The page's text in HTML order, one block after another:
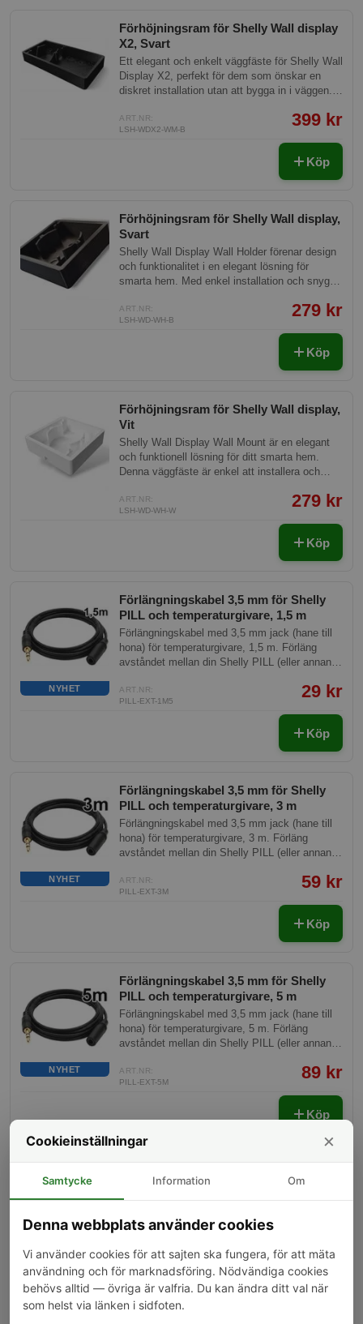
Förhöjningsram för Shelly Wall display
X2, Svart
Ett elegant och enkelt väggfäste för Shelly Wall
Display X2, perfekt för dem som önskar en
diskret installation utan att bygga in i väggen.
display direkt på väggen och ansluta till 230V
ström bakom displayen - klar för användning.
ART.NR:
LSH-WDX2-WM-B
399 kr
Köp
Förhöjningsram för Shelly Wall display,
Svart
Shelly Wall Display Wall Holder förenar design
och funktionalitet i en elegant lösning för
smarta hem. Med enkel installation och snygg
som helst. Den erbjuder en smidig och stilren
integration med dina Shelly-enheter för att
ART.NR:
LSH-WD-WH-B
279 kr
Köp
Förhöjningsram för Shelly Wall display,
Vit
Shelly Wall Display Wall Mount är en elegant
och funktionell lösning för ditt smarta hem.
Denna väggfäste är enkel att installera och
Med sin minimalistiska design förenar den
estetik och teknologi för att höja komforten i
ART.NR:
LSH-WD-WH-W
279 kr
Köp
Förlängningskabel 3,5 mm för Shelly
PILL och temperaturgivare, 1,5 m
NYHET
Förlängningskabel med 3,5 mm jack (hane till
hona) för temperaturgivare, 1,5 m. Förläng
avståndet mellan din Shelly PILL (eller annan
DS18B20-givare - sätt givaren där den behövs
medan styrenheten sitter kvar på en torr,
lättåtkomlig plats. Plug-and-play, ingen lödning.
ART.NR:
PILL-EXT-1M5
29 kr
Köp
Förlängningskabel 3,5 mm för Shelly
PILL och temperaturgivare, 3 m
NYHET
Förlängningskabel med 3,5 mm jack (hane till
hona) för temperaturgivare, 3 m. Förläng
avståndet mellan din Shelly PILL (eller annan
DS18B20-givare - sätt givaren där den behövs
medan styrenheten sitter kvar på en torr,
lättåtkomlig plats. Plug-and-play, ingen lödning.
ART.NR:
PILL-EXT-3M
59 kr
Köp
Förlängningskabel 3,5 mm för Shelly
PILL och temperaturgivare, 5 m
NYHET
Förlängningskabel med 3,5 mm jack (hane till
hona) för temperaturgivare, 5 m. Förläng
avståndet mellan din Shelly PILL (eller annan
DS18B20-givare - sätt givaren där den behövs
medan styrenheten sitter kvar på en torr,
lättåtkomlig plats. Plug-and-play, ingen lödning.
ART.NR:
PILL-EXT-5M
89 kr
Köp
Pro 3EM, 1m
Förlängningskabel, 1m, för klämmor till Shelly
Pro 3EM.
SHELLY-C-EXT
129 kr
Köp
Cookieinställningar ×
Samtycke Information Om
Denna webbplats använder cookies
Vi använder cookies för att sajten ska fungera, för att mäta
användning och för marknadsföring. Nödvändiga cookies
behövs alltid — övriga är valfria. Du kan ändra ditt val när
som helst via länken i sidfoten.